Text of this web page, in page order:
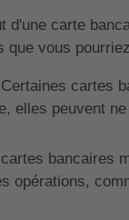
d'une carte
que vous
Certaines cartes
elles peuvent
bancaires
opérations,